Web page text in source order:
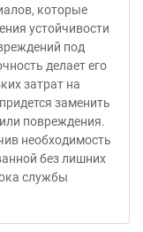
которые
устойчивости
под
делает его
затрат на
заменить
повреждения.
необходимость
без лишних
службы